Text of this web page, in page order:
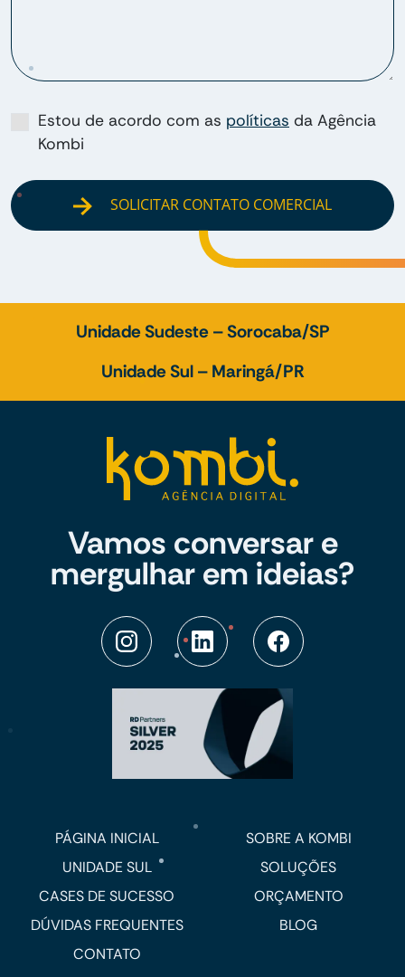
Estou de acordo com as políticas da Agência
Kombi
SOLICITAR CONTATO COMERCIAL
Unidade Sudeste – Sorocaba/SP
Unidade Sul – Maringá/PR
Vamos conversar e
mergulhar em ideias?
PÁGINA INICIAL
SOBRE A KOMBI
UNIDADE SUL
SOLUÇÕES
CASES DE SUCESSO
ORÇAMENTO
DÚVIDAS FREQUENTES
BLOG
CONTATO